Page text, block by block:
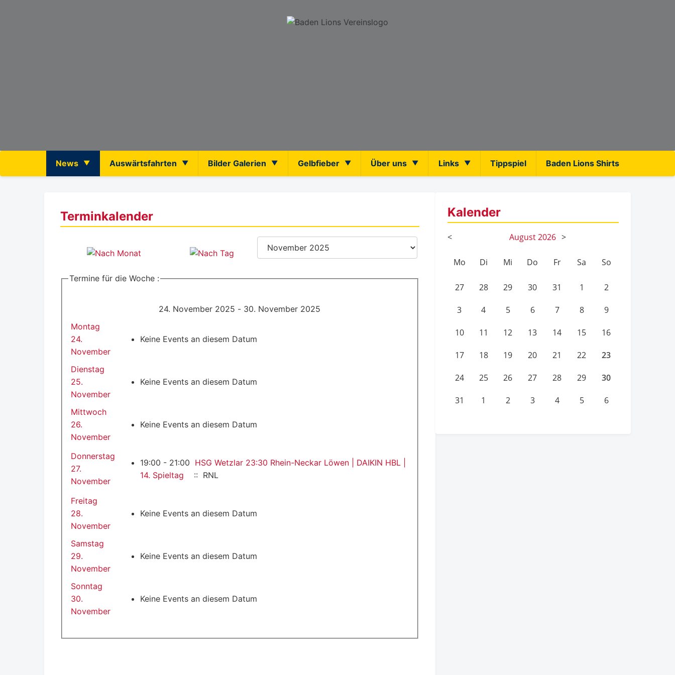
News Auswärtsfahrten Bilder Galerien Gelbfieber Über uns Links Tippspiel Baden Lions Shirts
Terminkalender
Termine für die Woche :
24. November 2025 - 30. November 2025
Montag
24.
November
Keine Events an diesem Datum
Dienstag
25.
November
Keine Events an diesem Datum
Mittwoch
26.
November
Keine Events an diesem Datum
Donnerstag
27.
November
19:00 - 21:00 HSG Wetzlar 23:30 Rhein-Neckar Löwen | DAIKIN HBL |
14. Spieltag
:: RNL
Freitag
28.
November
Keine Events an diesem Datum
Samstag
29.
November
Keine Events an diesem Datum
Sonntag
30.
November
Keine Events an diesem Datum
Kalender
< August2026 >
Mo Di Mi Do Fr Sa So
27 28 29 30 31 1 2
3 4 5 6 7 8 9
10 11 12 13 14 15 16
17 18 19 20 21 22 23
24 25 26 27 28 29 30
31 1 2 3 4 5 6